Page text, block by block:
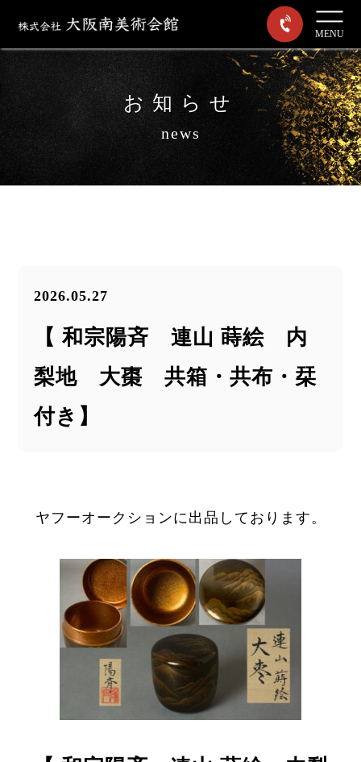
MENU
お知らせ
news
2026.05.27
【 和宗陽斉 連山 蒔絵 内
梨地 大棗 共箱・共布・栞
付き】
ヤフーオークションに出品しております。